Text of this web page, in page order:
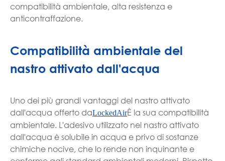
compatibilità ambientale, alta resistenza e
anticontraffazione.
Compatibilità ambientale del
nastro attivato dall'acqua
Uno dei più grandi vantaggi del nastro attivato
dall'acqua offerto daLockedAirÈ la sua compatibilità
ambientale. L'adesivo utilizzato nel nastro attivato
dall'acqua è solubile in acqua e privo di sostanze
chimiche nocive, che lo rende non inquinante e